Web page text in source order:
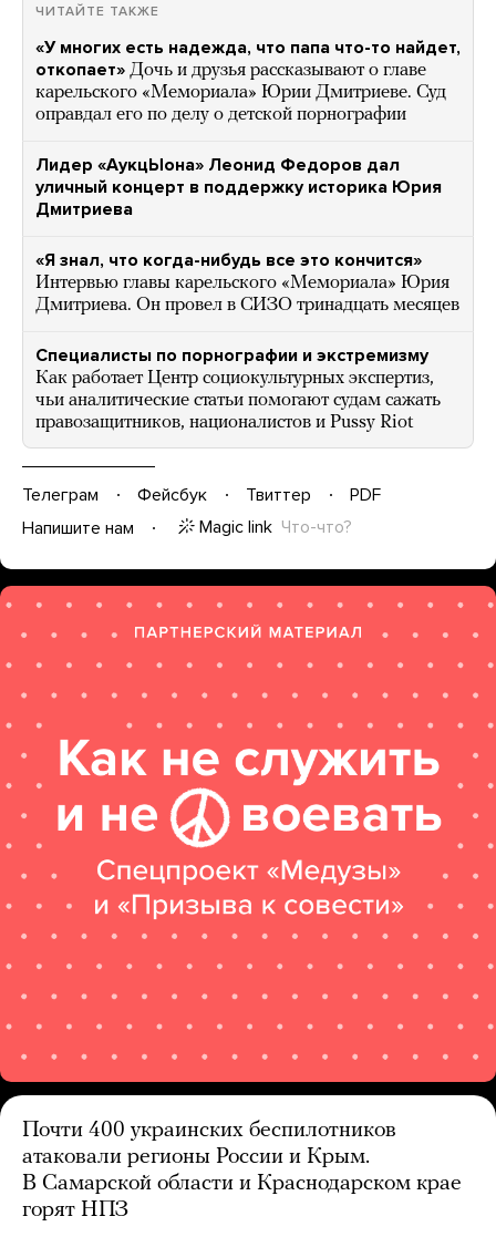
ЧИТАЙТЕ ТАКЖЕ
«У многих есть надежда, что папа что-то найдет,
откопает» Дочь и друзья рассказывают о главе
карельского «Мемориала» Юрии Дмитриеве. Суд
оправдал его по делу о детской порнографии
Лидер «АукцЫона» Леонид Федоров дал
уличный концерт в поддержку историка Юрия
Дмитриева
«Я знал, что когда-нибудь все это кончится»
Интервью главы карельского «Мемориала» Юрия
Дмитриева. Он провел в СИЗО тринадцать месяцев
Специалисты по порнографии и экстремизму
Как работает Центр социокультурных экспертиз,
чьи аналитические статьи помогают судам сажать
правозащитников, националистов и Pussy Riot
Телеграм Фейсбук Твиттер
PDF
Напишите нам
Magic link Что-что?
Почти 400 украинских беспилотников
атаковали регионы России и Крым.
В Самарской области и Краснодарском крае
горят НПЗ